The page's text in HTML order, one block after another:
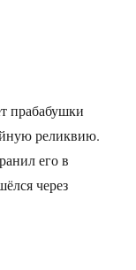
прабабушки
реликвию.
его в
через